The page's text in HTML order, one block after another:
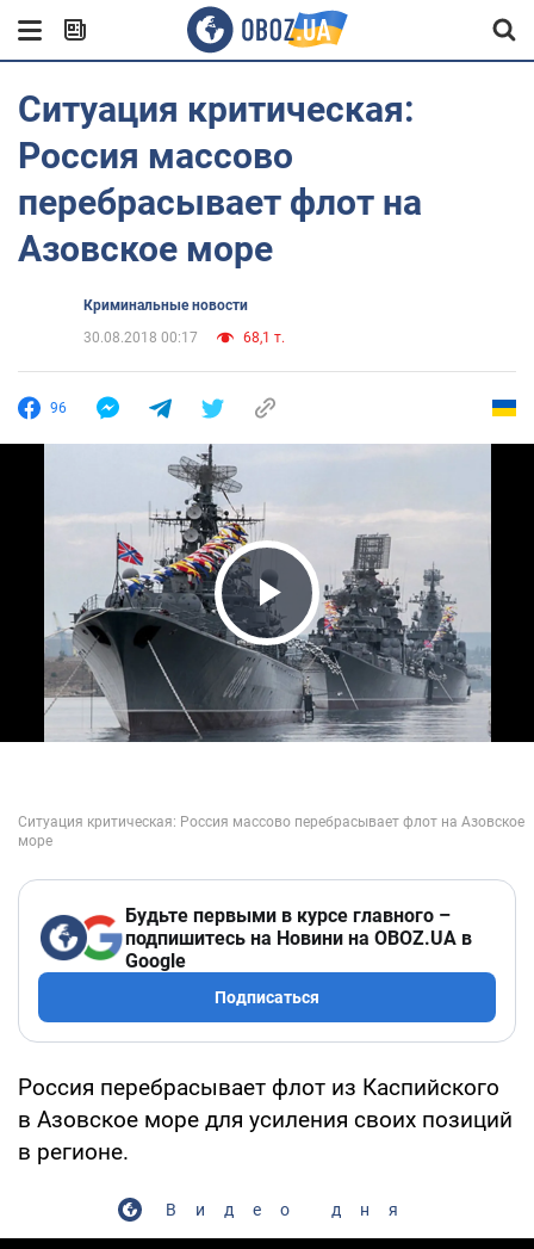
Ситуация критическая:
Россия массово
перебрасывает флот на
Азовское море
Криминальные новости
30.08.2018 00:17
68,1 т.
96
Play Video
Будьте первыми в курсе главного –
подпишитесь на Новини на OBOZ.UA в
Google
Подписаться
Россия перебрасывает флот из Каспийского
в Азовское море для усиления своих позиций
в регионе.
Видео дня